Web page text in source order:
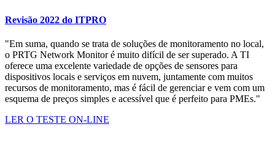
Revisão 2022 do ITPRO
"Em suma, quando se trata de soluções de monitoramento no local,
o PRTG Network Monitor é muito difícil de ser superado. A TI
oferece uma excelente variedade de opções de sensores para
dispositivos locais e serviços em nuvem, juntamente com muitos
recursos de monitoramento, mas é fácil de gerenciar e vem com um
esquema de preços simples e acessível que é perfeito para PMEs."
LER O TESTE ON-LINE